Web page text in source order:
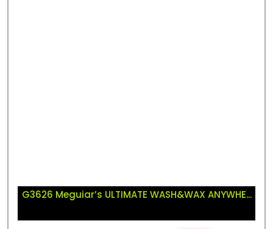
G3626 Meguiar’s ULTIMATE WASH&WAX ANYWHE...